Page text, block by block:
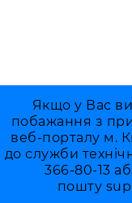
Якщо у Вас
побажання з
веб-порталу м.
до служби
366-80-13
пошту